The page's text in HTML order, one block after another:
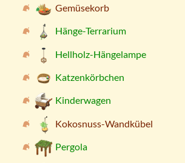
Gemüsekorb
Hänge-Terrarium
Hellholz-Hängelampe
Katzenkörbchen
Kinderwagen
Kokosnuss-Wandkübel
Pergola